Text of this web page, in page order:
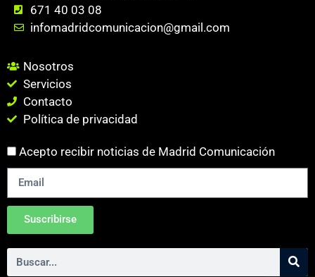
671 40 03 08
infomadridcomunicacion@gmail.com
Nosotros
Servicios
Contacto
Política de privacidad
Acepto recibir noticias de Madrid Comunicación
Suscribirse